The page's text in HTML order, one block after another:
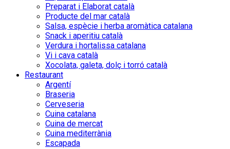
Preparat i Elaborat català
Producte del mar català
Salsa, espècie i herba aromàtica catalana
Snack i aperitiu català
Verdura i hortalissa catalana
Vi i cava català
Xocolata, galeta, dolç i torró català
Restaurant
Argentí
Braseria
Cerveseria
Cuina catalana
Cuina de mercat
Cuina mediterrània
Escapada